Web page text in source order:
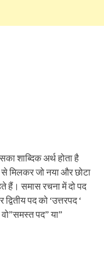
शाब्दिक अर्थ होता है
से मिलकर जो नया और छोटा
हैं। समास रचना में दो पद
पद को ‘उत्तरपद ‘
पद” या”